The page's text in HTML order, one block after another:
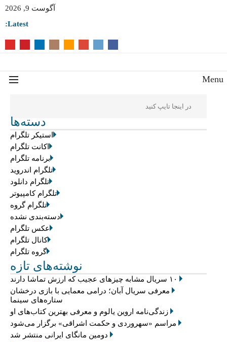
آگوست 9, 2026
Latest:
دسته‌ها
استیکر تلگرام
اکانت تلگرام
برنامه تلگرام
تلگرام اندروید
تلگرام دانلود
تلگرام کامپیوتر
تلگرام گروه
دسته‌بندی نشده
عکس تلگرام
کانال تلگرام
گروه تلگرام
نوشته‌های تازه
۱۰ سریال مشابه چیزهای عجیب که ارزش تماشا دارند
معرفی سریال آبان؛ درامی معمایی با بازی درخشان
ستاره‌های سینما
زندگی‌نامه اروین یالوم و معرفی بهترین کتاب‌های او
مراسم «سهروردی و حکمت اشراقی» برگزار می‌شود
دومین مانگای ایرانی منتشر شد